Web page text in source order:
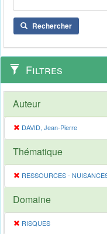
Rechercher
Filtres
Auteur
DAVID, Jean-Pierre
Thématique
RESSOURCES -
Domaine
RISQUES